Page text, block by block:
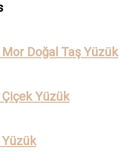
Mor Doğal Taş Yüzük
Çiçek Yüzük
Yüzük